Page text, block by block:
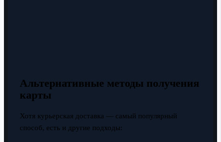
Альтернативные методы получения
карты
Хотя курьерская доставка — самый популярный
способ, есть и другие подходы: